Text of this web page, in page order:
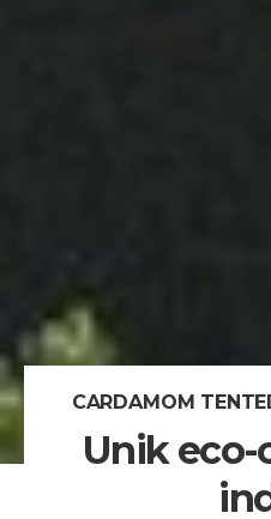
CARDAMOM
Unik